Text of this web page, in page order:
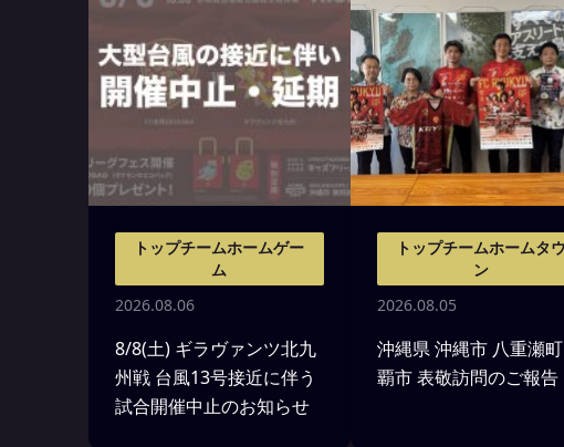
トップチームホームゲー
ム
2026.08.06
8/8(土) ギラヴァンツ北九
州戦 台風13号接近に伴う
試合開催中止のお知らせ
トップチームホームタウ
ン
2026.08.05
沖縄県 沖縄市 八重瀬
覇市 表敬訪問のご報告